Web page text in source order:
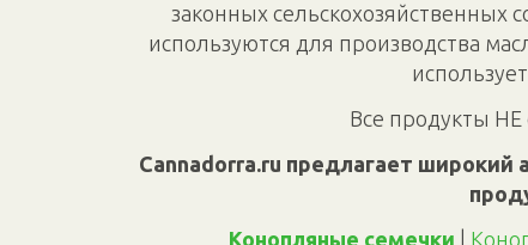
законных сельскохозяйственных
используются для производства
Все продукты НЕ
Cannadorra.ru предлагает широкий
Конопляные семечки